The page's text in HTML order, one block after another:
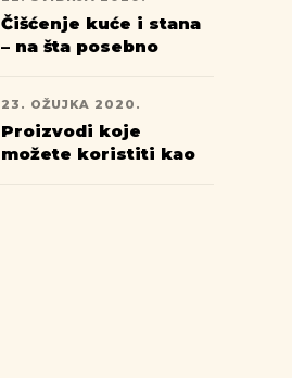
Čišćenje kuće i stana
– na šta posebno
23. OŽUJKA 2020.
Proizvodi koje
možete koristiti kao